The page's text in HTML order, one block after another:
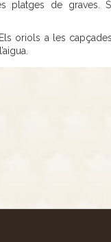
de graves.
Els oriols a les